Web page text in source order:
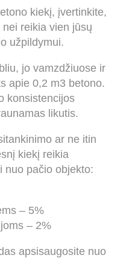
kiekį, įvertinkite,
reikia vien jūsų
užpildymui.
jo vamzdžiuose ir
apie 0,2 m3 betono.
konsistencijos
likutis.
ar ne itin
kiekį reikia
nuo pačio objekto:
– 5%
– 2%
apsisaugosite nuo